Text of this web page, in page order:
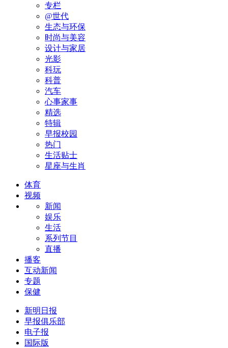
专栏
@世代
生态与环保
时尚与美容
设计与家居
光影
科玩
科普
汽车
心事家事
精选
特辑
早报校园
热门
生活贴士
星座与生肖
体育
视频
新闻
娱乐
生活
系列节目
直播
播客
互动新闻
专题
保健
新明日报
早报俱乐部
电子报
国际版